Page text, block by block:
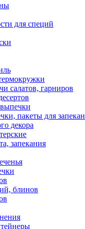
для специй
салатов, гарниров
пакеты для
декора
запекания
блинов